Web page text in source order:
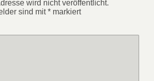
wird nicht veröffentlicht.
sind mit* markiert